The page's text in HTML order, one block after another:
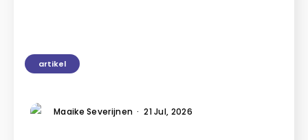
artikel
Maaike Severijnen · 21 Jul, 2026